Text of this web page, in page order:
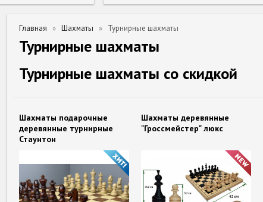
Главная Шахматы Турнирные шахматы
Турнирные шахматы
Турнирные шахматы со скидкой
Шахматы подарочные
деревянные турнирные
Стаунтон
Шахматы деревянные
"Гроссмейстер" люкс